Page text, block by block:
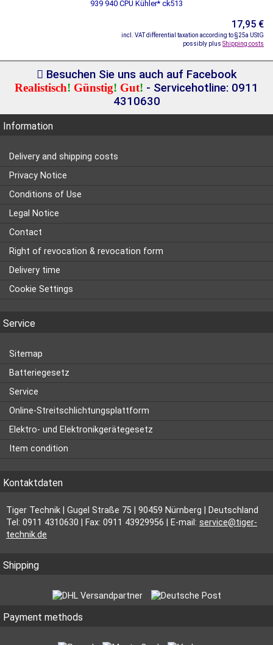
17,95 €
incl. VAT differential taxation according to §25a UStG
possibly plus Shipping costs
Besuchen Sie uns auch auf Facebook
Realistisch! Günstig! Gut! - Servicehotline: 0911
4310630
Information
Delivery and shipping costs
Privacy Notice
Conditions of Use
Legal Notice
Contact
Right of revocation & revocation form
Delivery time
Cookie Settings
Service
Sitemap
Batteriegesetz
Service
Online-Streitschlichtungsplattform
Elektro- und Elektronikgerätegesetz
Item condition
Kontaktdaten
Tiger Technik | Gugel Straße 75 | 90459 Nürnberg | Deutschland
Tel: 0911 4310630 | Fax: 0911 43929956 | E-mail: service@tiger-
technik.de
Shipping
Payment methods